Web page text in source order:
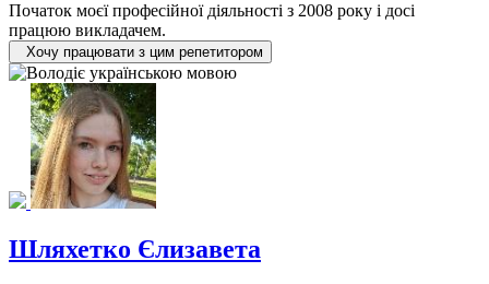
Початок моєї професійної діяльності з 2008 року і досі
працюю викладачем.
Хочу працювати з цим репетитором
Шляхетко Єлизавета